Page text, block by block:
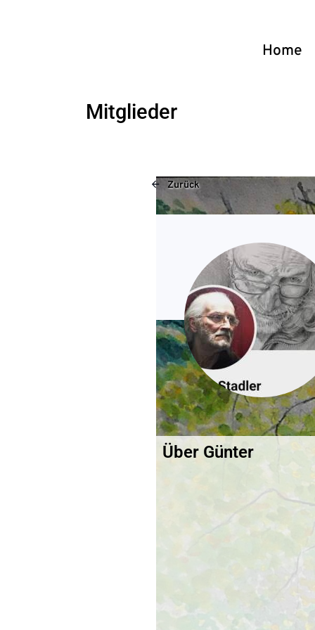
Home
Mitglieder
Zurück
Über Günter